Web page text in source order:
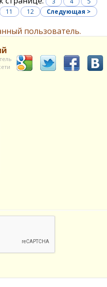
11 12 Следующая >
пользователь.